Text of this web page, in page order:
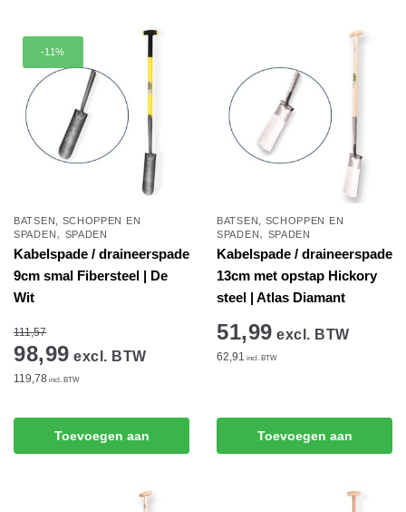
-11%
BATSEN, SCHOPPEN EN
SPADEN, SPADEN
Kabelspade / draineerspade
9cm smal Fibersteel | De
Wit
111,57
98,99 excl. BTW
119,78 incl. BTW
Toevoegen aan
BATSEN, SCHOPPEN EN
SPADEN, SPADEN
Kabelspade / draineerspade
13cm met opstap Hickory
steel | Atlas Diamant
51,99 excl. BTW
62,91 incl. BTW
Toevoegen aan